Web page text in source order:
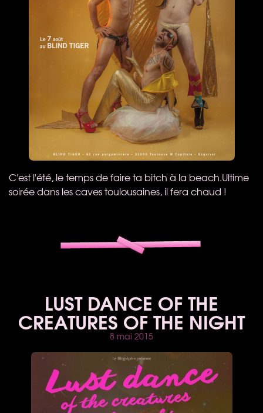
C'est l'été, le temps de faire ta bitch à la beach.Ultime
soirée dans les caves toulousaines, il fera chaud !
LUST DANCE OF THE
CREATURES OF THE NIGHT
8 mai 2015